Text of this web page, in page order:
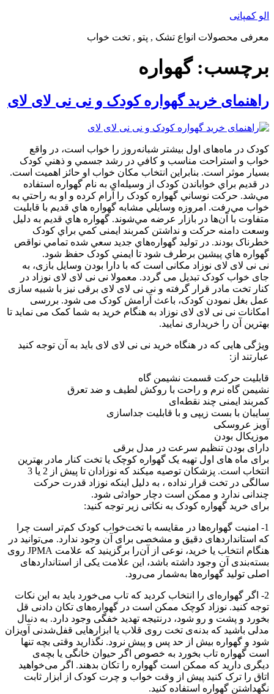
پرش
محتوا
الو کمپانی
معرفی محصولات انواع تشک , پتو , تخت خواب
برچسب:گهواره
راهنمای خرید گهواره کودک و نی نی لای لای
کودک در ماه‌های اول بيشتر شبانه‌روز را خواب است، در واقع
خواب و استراحت مناسب و کافي در رشد جسمي و ذهني کودک
بسيار موثر است. بنابراين انتخاب مکان خواب او حائز اهميت است.
در قديم براي خواباندن کودک از وسيله‌اي به نام گهواره استفاده
مي‌شد. حرکت نوساني گهواره کودک را آرام کرده و او به راحتي به
خواب مي‌رفت. امروزه وسايلي مشابه گهواره هاي قديم با قابليت‌
متفاوت با آن‌ها در بازار عرضه مي‌شوند. گهواره هاي قديم به دليل
وسعت دامنه حرکت و نداشتن کمربند ایمنی کمي براي کودک
خطرناک بودند. در توليد گهواره‌هاي جديد سعي شده تمامي نواقص
گهواره هاي پيشين برطرف شود تا ايمني کودک حفظ شود.
نی نی لای لای نوزاد مکانی است که با دارا بودن وسایل بازی، به
جای خواب کودک تبدیل می گردد. معمولا نی نی لای لای نوزاد در
کنار تخت مادر قرار گرفته و نی نی لای لای برقی نیز با شبیه سازی
عمل بغل نمودن کودک، باعث آرامش کودک می شود. بررسی
امکانات نی نی لای لای نوزاد به هنگام خرید به شما کمک می نماید تا
بهترین آن را خریداری نمایید.
ویژگی هایی که در هنگاه خرید نی نی لای لای باید به آن توجه کنید
عبارتند از:
قابلیت حرکت قسمت نشیمن گاه
نشیمن گاه نرم و راحت با روکش لطیف و ضد تعرق
کمربند ایمنی چند نقطه‌ای
سایبان با بست زیپی و با قابلیت جداسازی
آویز عروسکی
موزیکال بودن
دارای بودن تنظیم سرعت در مدل برقی
برای ماه های اول تهیه یک گهواره کوچک یا تخت کنار مادر بهترین
انتخاب است. پزشکان توصیه میکند که نوزادان تا پیش از 2 یا 3
سالگی در تخت قرار نداده ، به دلیل اینکه نوزاد قدرت حرکت
چندانی ندارد و ممکن است دچار حوادثی شود.
برای خرید گهواره کودک به نکاتی زیر توجه کنید:
1- امنیت گهواره‌ها در مقایسه با تخت‌خواب کودک کم‌تر است چرا
که استانداردهای دقیق و مشخصی برای آن وجود ندارد. می‌توانید در
هنگام انتخاب یا خرید، نوعی از آن‌را برگزینید که علامت JPMA روی
بسته‌بندی آن وجود داشته باشد، این علامت یکی از استانداردهای
اصلی تولید گهواره‌ها به‌شمار می‌رود.
2- اگر گهواره‌ای را انتخاب کردید که تاب می‌خورد باید به این نکات
توجه کنید. نوزاد کوچک ممکن است در گهواره‌های تکان دادنی قل
بخورد و پشت و رو شود، درنتیجه تهدید خفگی وجود دارد. به دنبال
مدلی باشید که بدنه‌ی تخت روی قلاب یا ابزار‌هایی قفل‌شدنی آویزان
شود و گهواره بیش از حد پس و پیش نرود. نگذارید وقتی بچه تنها
است گهواره تاب بخورد به خصوص اگر حیوان خانگی یا بچه‌ی
دیگری دارید که ممکن است گهواره را تکان بدهند. اگر می‌خواهید
اتاق را ترک کنید پیش از وقت خواب و چرت کودک از ابزار ثابت
نگهداشتن گهواره استفاده کنید.